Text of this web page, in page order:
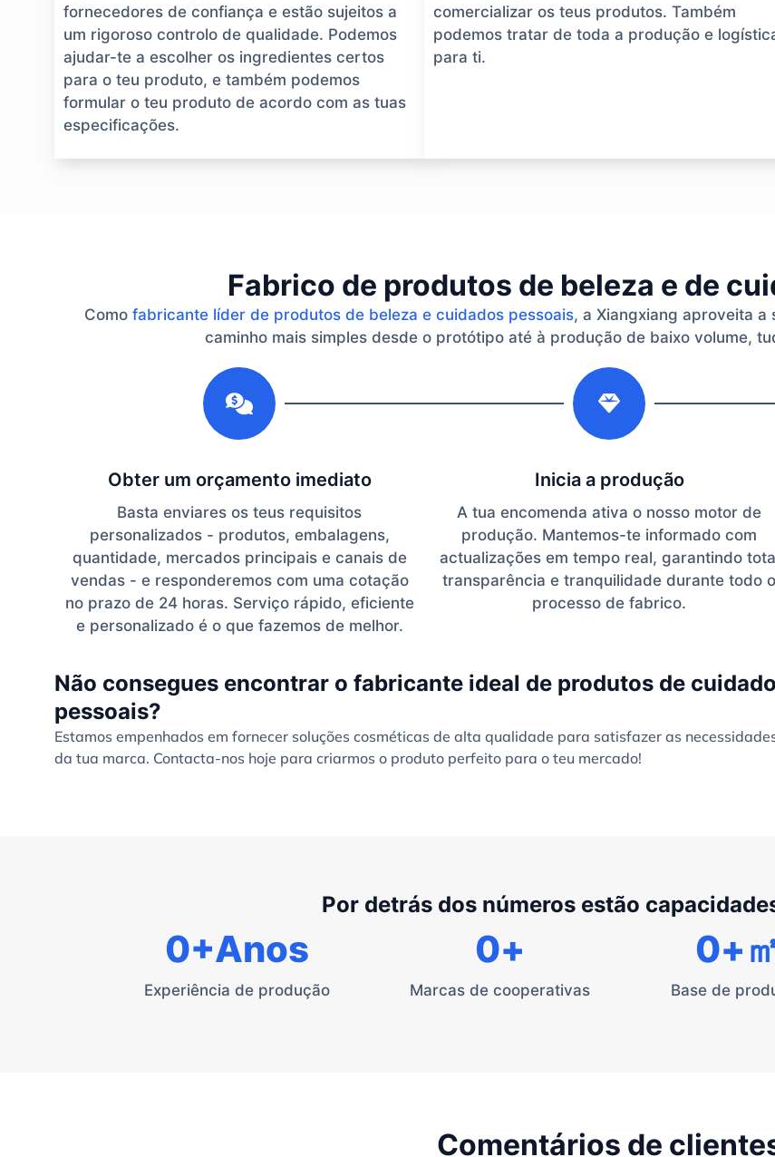
fornecedores de confiança e estão sujeitos a
um rigoroso controlo de qualidade. Podemos
ajudar-te a escolher os ingredientes certos
para o teu produto, e também podemos
formular o teu produto de acordo com as tuas
especificações.
comercializar os teus produtos. Também
podemos tratar de toda a produção e
para ti.
Fabrico de produtos de beleza e de
Como fabricante líder de produtos de beleza e cuidados pessoais, a Xiangxiang aproveita
caminho mais simples desde o protótipo até à produção de baixo volume,
Obter um orçamento imediato
Basta enviares os teus requisitos
personalizados - produtos, embalagens,
quantidade, mercados principais e canais de
vendas - e responderemos com uma cotação
no prazo de 24 horas. Serviço rápido, eficiente
e personalizado é o que fazemos de melhor.
Inicia a produção
A tua encomenda ativa o nosso motor de
produção. Mantemos-te informado com
actualizações em tempo real, garantindo
transparência e tranquilidade durante todo o
processo de fabrico.
Não consegues encontrar o fabricante ideal de produtos de
pessoais?
Estamos empenhados em fornecer soluções cosméticas de alta qualidade para satisfazer as
da tua marca. Contacta-nos hoje para criarmos o produto perfeito para o teu mercado!
Por detrás dos números estão
Experiência de produção
0+Anos
Marcas de cooperativas
0+
Base de
0+
Comentários de